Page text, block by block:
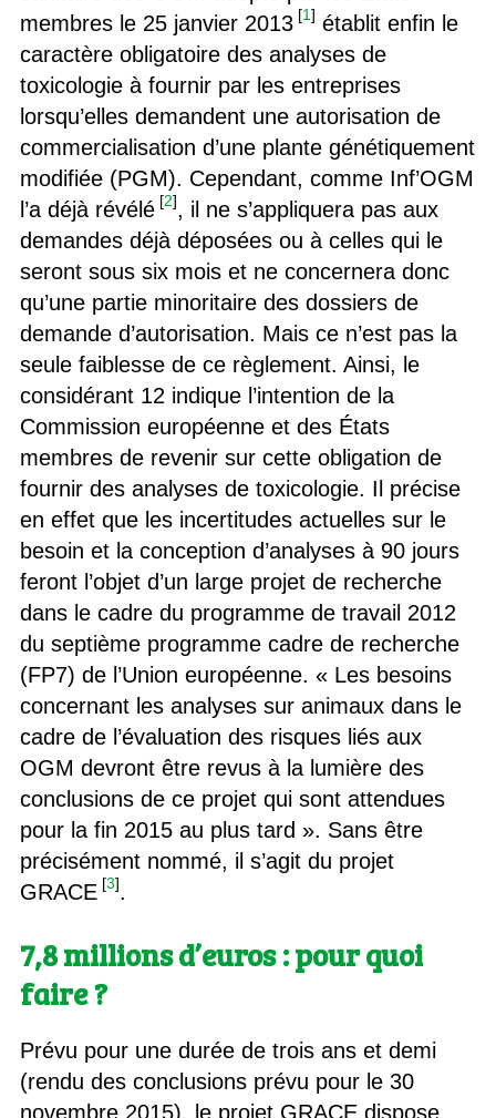
membres le 25 janvier 2013 [1] établit enfin le
caractère obligatoire des analyses de
toxicologie à fournir par les entreprises
lorsqu’elles demandent une autorisation de
commercialisation d’une plante génétiquement
modifiée (PGM). Cependant, comme Inf’OGM
l’a déjà révélé [2], il ne s’appliquera pas aux
demandes déjà déposées ou à celles qui le
seront sous six mois et ne concernera donc
qu’une partie minoritaire des dossiers de
demande d’autorisation. Mais ce n’est pas la
seule faiblesse de ce règlement. Ainsi, le
considérant 12 indique l’intention de la
Commission européenne et des États
membres de revenir sur cette obligation de
fournir des analyses de toxicologie. Il précise
en effet que les incertitudes actuelles sur le
besoin et la conception d’analyses à 90 jours
feront l’objet d’un large projet de recherche
dans le cadre du programme de travail 2012
du septième programme cadre de recherche
(FP7) de l’Union européenne. « Les besoins
concernant les analyses sur animaux dans le
cadre de l’évaluation des risques liés aux
OGM devront être revus à la lumière des
conclusions de ce projet qui sont attendues
pour la fin 2015 au plus tard ». Sans être
précisément nommé, il s’agit du projet
GRACE [3].
7,8 millions d’euros : pour quoi
faire ?
Prévu pour une durée de trois ans et demi
(rendu des conclusions prévu pour le 30
novembre 2015), le projet GRACE dispose